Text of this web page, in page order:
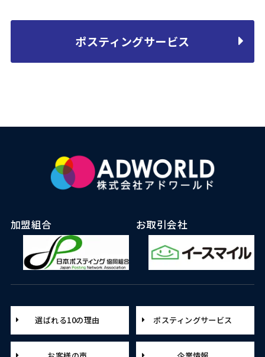
ポスティングサービス
加盟組合 お取引会社
選ばれる10の理由 ポスティングサービス